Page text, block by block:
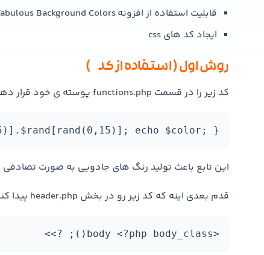
قابلیت استفاده از افزونه Fabulous Background Colors
ایجاد کد های css
روش اول ( استفاده از کد )
کد زیر را در قسمت functions.php پوسته ی خود قرار دهید.
echo $color; }
این تابع باعث تولید رنگ های جادویی به صورت
قدم بعدی اینه که کد زیر رو در بخش header.php پیدا کنین …
<body <?php body_class(); ?>>